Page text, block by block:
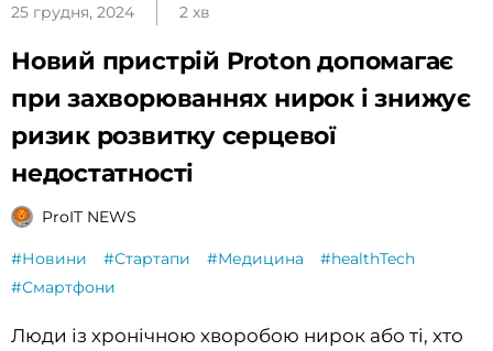
25 грудня, 2024 2 хв
Новий пристрій Proton допомагає
при захворюваннях нирок і знижує
ризик розвитку серцевої
недостатності
ProIT NEWS
#Новини #Стартапи #Медицина
#healthTech
#Смартфони
Люди із хронічною хворобою нирок або ті, хто